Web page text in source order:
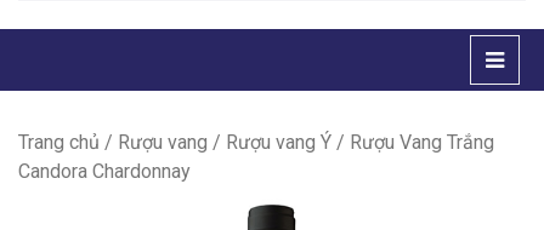
Trang chủ / Rượu vang / Rượu vang Ý / Rượu Vang Trắng
Candora Chardonnay